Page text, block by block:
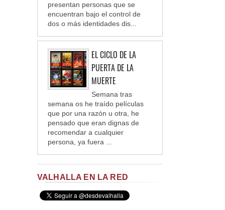
presentan personas que se
encuentran bajo el control de
dos o más identidades dis...
EL CICLO DE LA
PUERTA DE LA
MUERTE
Semana tras
semana os he traído películas
que por una razón u otra, he
pensado que eran dignas de
recomendar a cualquier
persona, ya fuera ...
VALHALLA EN LA RED